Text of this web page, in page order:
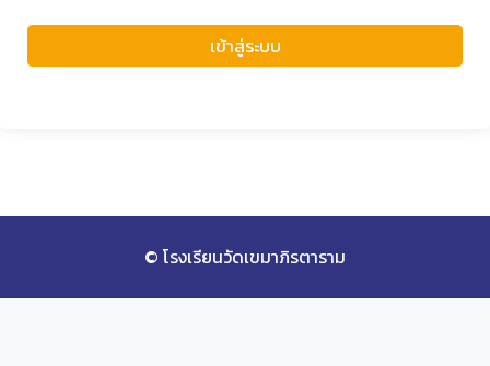
เข้าสู่ระบบ
© โรงเรียนวัดเขมาภิรตาราม